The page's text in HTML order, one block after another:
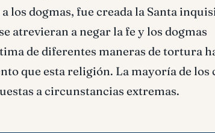
los dogmas, fue creada la Santa
atrevieran a negar la fe y los dogmas
de diferentes maneras de tortura
que esta religión. La mayoría de los
a circunstancias extremas.